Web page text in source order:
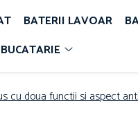
BATERII LAVOAR
BUCATARIE
cu doua functii si aspect